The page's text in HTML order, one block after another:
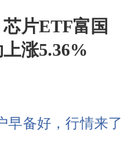
片ETF富国
上涨5.36%
早备好，行情来了